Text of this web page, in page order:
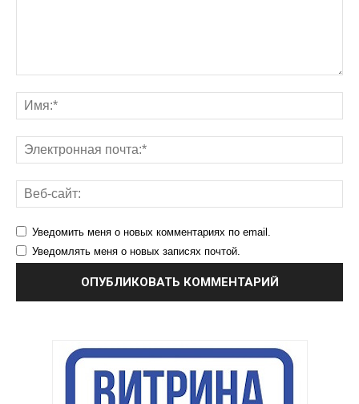
Уведомить меня о новых комментариях по email.
Уведомлять меня о новых записях почтой.